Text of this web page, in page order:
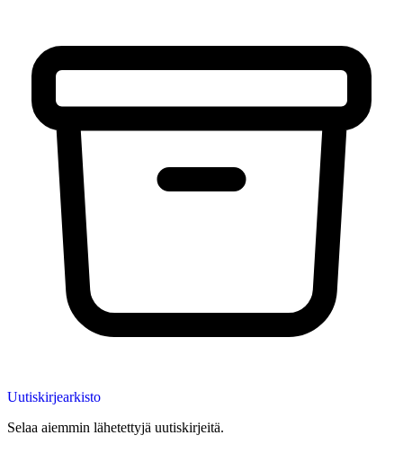
Uutiskirjearkisto
Selaa aiemmin lähetettyjä uutiskirjeitä.